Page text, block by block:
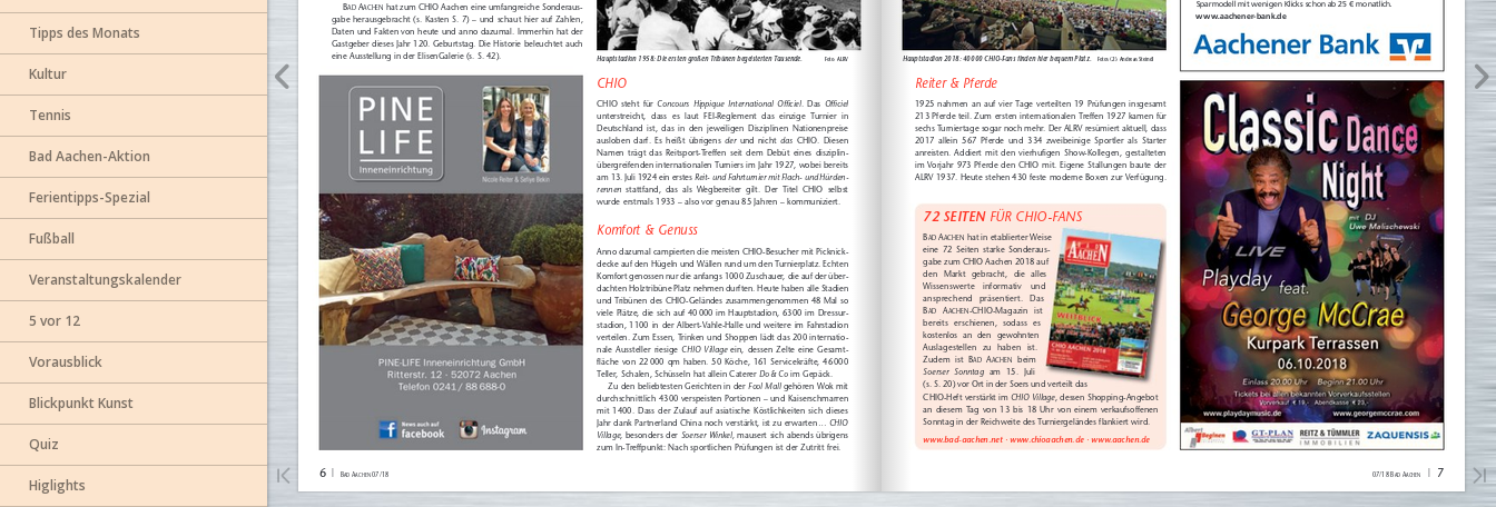
Tipps des Monats
Kultur
Tennis
Bad Aachen-Aktion
Ferientipps-Spezial
Fußball
Veranstaltungskalender
5 vor 12
Vorausblick
Blickpunkt Kunst
Quiz
Higlights